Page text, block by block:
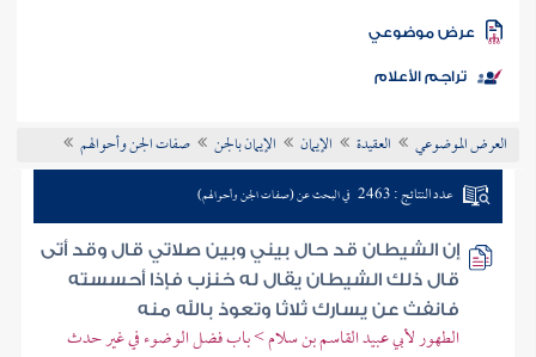
الكتب
موضوعي
تراجم الأعلام
العرض الموضوعي العقيدة الإيمان الإيمان بالجن صفات الجن وأحوالهم
عدد النتائج : 2463 في البحث عن (صفات الجن وأحوالهم)
إن الشيطان قد حال بيني وبين صلاتي قال وقد أتى
قال ذلك الشيطان يقال له خنزب فإذا أحسسته
فانفث عن يسارك ثلاثا وتعوذ بالله منه
الطهور لأبي عبيد القاسم بن سلام > باب فضل الوضوء في غير حدث